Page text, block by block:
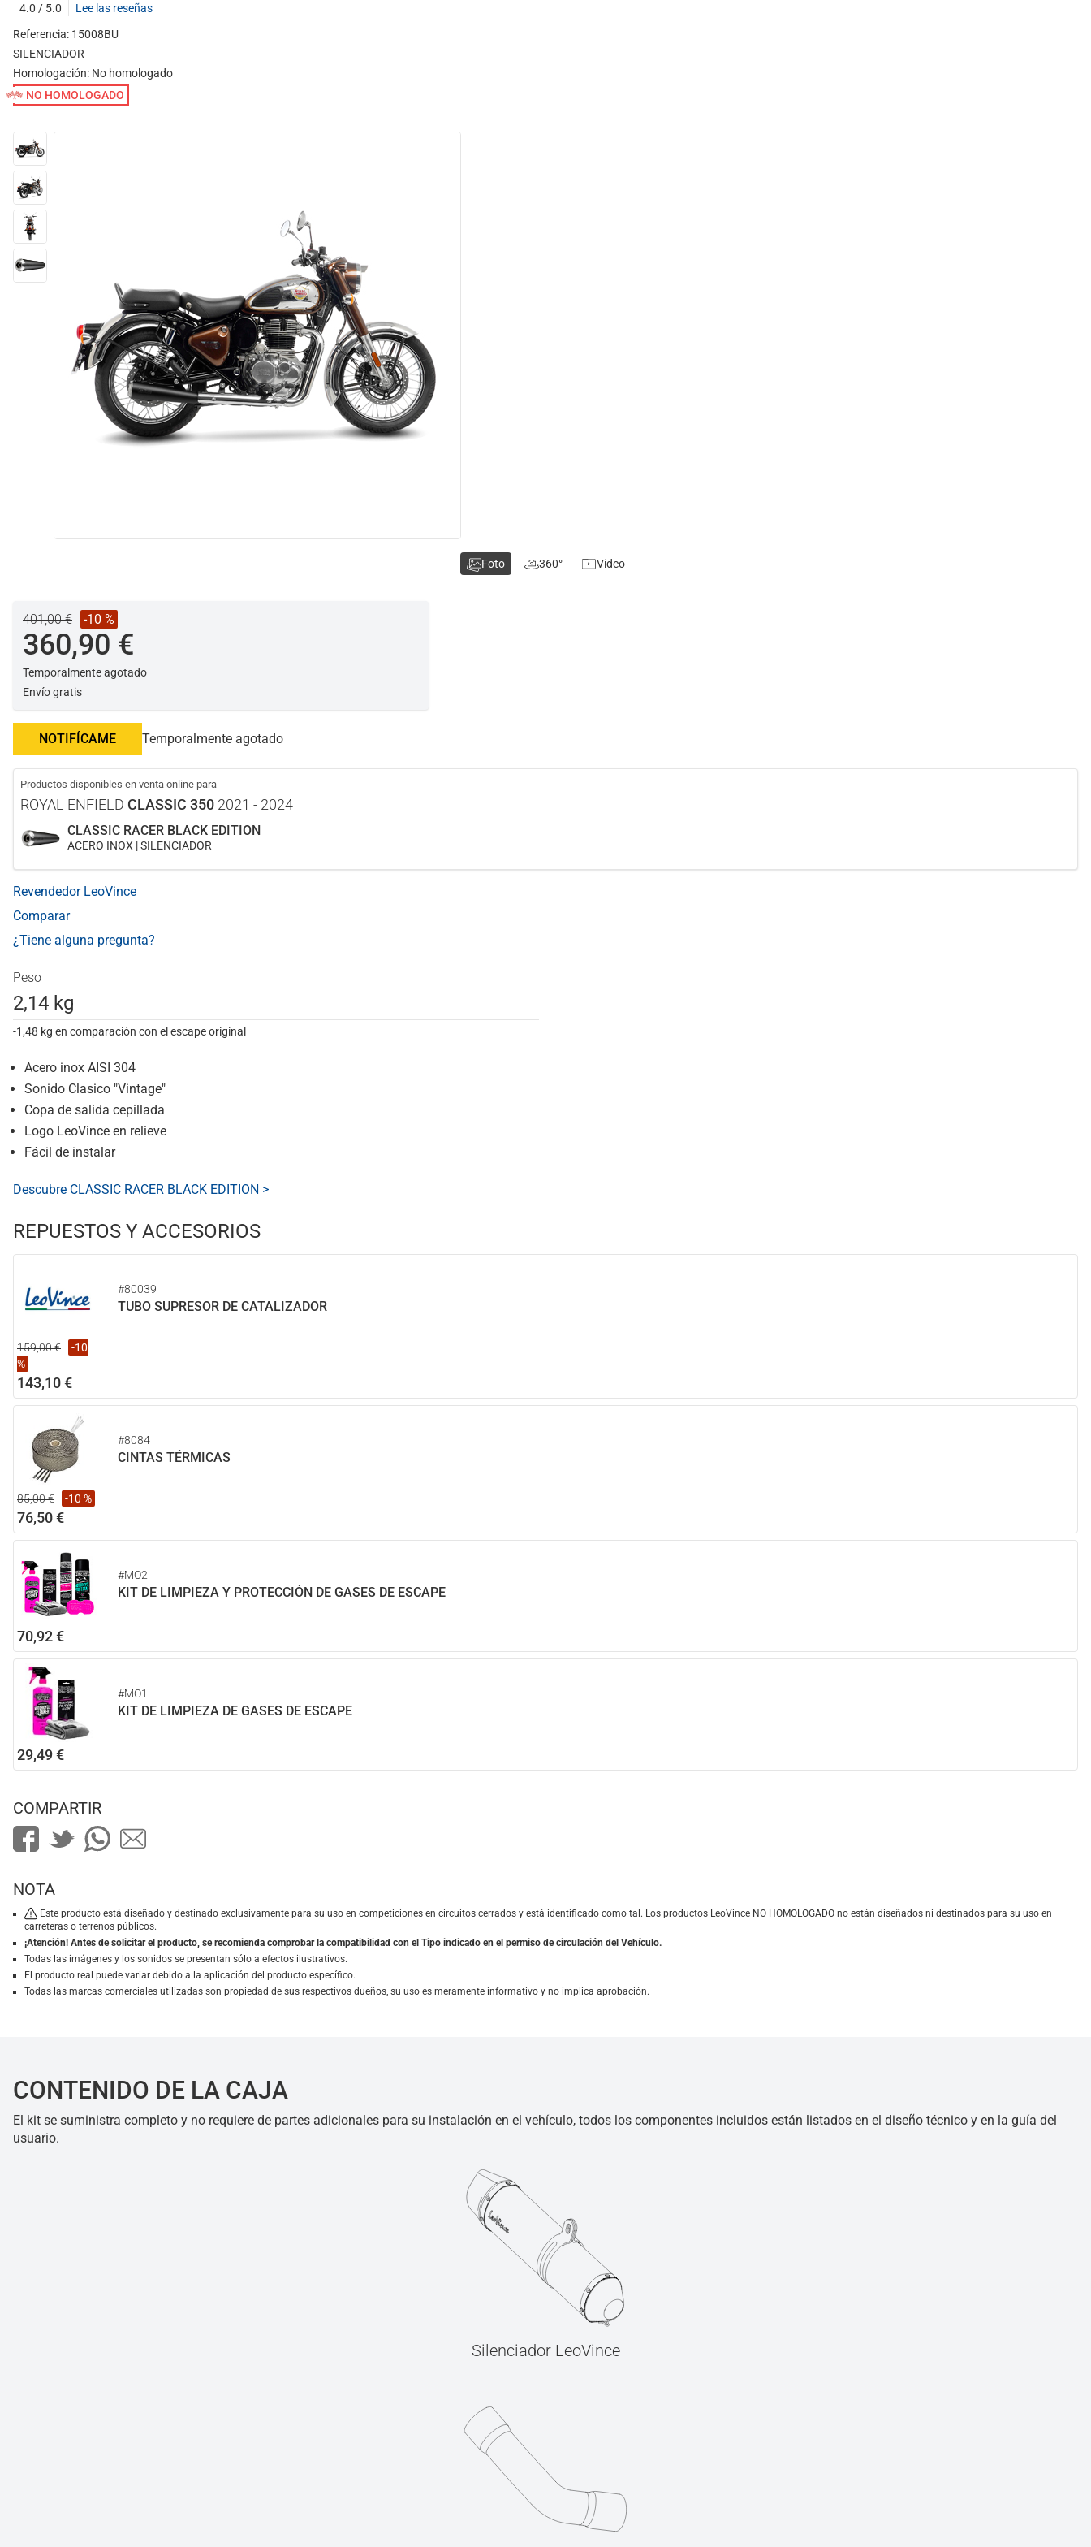
4.0 / 5.0
Lee las reseñas
Referencia: 15008BU
SILENCIADOR
Homologación: No homologado
NO HOMOLOGADO
401,00 € -10 %
360,90 €
Temporalmente agotado
Envío gratis
NOTIFÍCAME Temporalmente agotado
Productos disponibles en venta online para
ROYAL ENFIELD CLASSIC 350 2021 - 2024
CLASSIC RACER BLACK EDITION
ACERO INOX | SILENCIADOR
Revendedor LeoVince
Comparar
¿Tiene alguna pregunta?
Peso
2,14 kg
-1,48 kg en comparación con el escape original
Acero inox AISI 304
Sonido Clasico "Vintage"
Copa de salida cepillada
Logo LeoVince en relieve
Fácil de instalar
Descubre CLASSIC RACER BLACK EDITION >
REPUESTOS Y ACCESORIOS
#80039
TUBO SUPRESOR DE CATALIZADOR
159,00 €
-10
%
143,10 €
#8084
CINTAS TÉRMICAS
85,00 € -10 %
76,50 €
#MO2
KIT DE LIMPIEZA Y PROTECCIÓN DE GASES DE ESCAPE
70,92 €
#MO1
KIT DE LIMPIEZA DE GASES DE ESCAPE
29,49 €
Foto 360° Video
COMPARTIR
NOTA
Este producto está diseñado y destinado exclusivamente para su uso en competiciones en circuitos cerrados y está identificado como tal. Los productos LeoVince NO HOMOLOGADO no están diseñados ni destinados para su uso en
carreteras o terrenos públicos.
¡Atención! Antes de solicitar el producto, se recomienda comprobar la compatibilidad con el Tipo indicado en el permiso de circulación del Vehículo.
Todas las imágenes y los sonidos se presentan sólo a efectos ilustrativos.
El producto real puede variar debido a la aplicación del producto específico.
Todas las marcas comerciales utilizadas son propiedad de sus respectivos dueños, su uso es meramente informativo y no implica aprobación.
CONTENIDO DE LA CAJA
El kit se suministra completo y no requiere de partes adicionales para su instalación en el vehículo, todos los componentes incluidos están listados en el diseño técnico y en la guía del
usuario.
Silenciador LeoVince